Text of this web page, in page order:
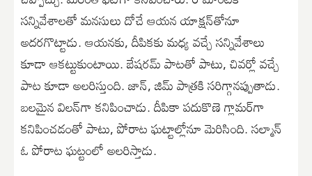
స‌న్నివేశాల‌తో మ‌న‌సులు దోచే ఆయన యాక్షన్‌తోనూ
అద‌ర‌గొట్టాడు. ఆయ‌న‌కు, దీపికకు మ‌ధ్య వచ్చే స‌న్నివేశాలు
కూడా ఆక‌ట్టుకుంటాయి. బేష‌ర‌మ్ పాట‌తో పాటు, చివ‌ర్లో వ‌చ్చే
పాట కూడా అల‌రిస్తుంది. జాన్, జిమ్ పాత్రకి సరిగ్గానప్పుతాడు.
బ‌ల‌మైన విల‌న్‌గా క‌నిపించాడు. దీపికా పదుకొణె గ్లామ‌ర్‌గా
క‌నిపించడంతో పాటు, పోరాట ఘ‌ట్టాల్లోనూ మెరిసింది. స‌ల్మాన్‌
ఓ పోరాట‌ ఘ‌ట్టంలో అల‌రిస్తాడు.